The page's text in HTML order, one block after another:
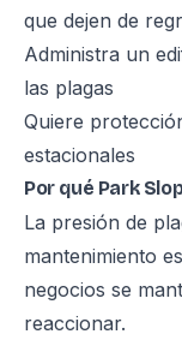
que dejen de
Administra un
las plagas
Quiere
estacionales
Por qué Park
La presión de
mantenimiento
negocios se
reaccionar.